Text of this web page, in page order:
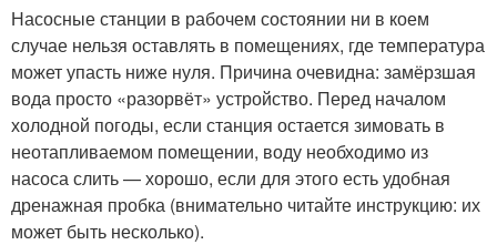
Насосные станции в рабочем состоянии ни в коем
случае нельзя оставлять в помещениях, где температура
может упасть ниже нуля. Причина очевидна: замёрзшая
вода просто «разорвёт» устройство. Перед началом
холодной погоды, если станция остается зимовать в
неотапливаемом помещении, воду необходимо из
насоса слить — хорошо, если для этого есть удобная
дренажная пробка (внимательно читайте инструкцию: их
может быть несколько).